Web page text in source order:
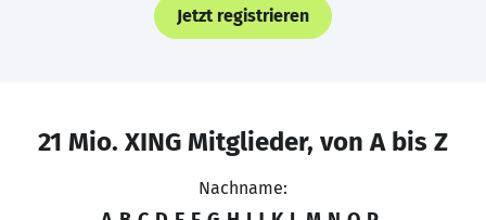
Jetzt registrieren
21 Mio. XING Mitglieder, von A bis Z
Nachname: